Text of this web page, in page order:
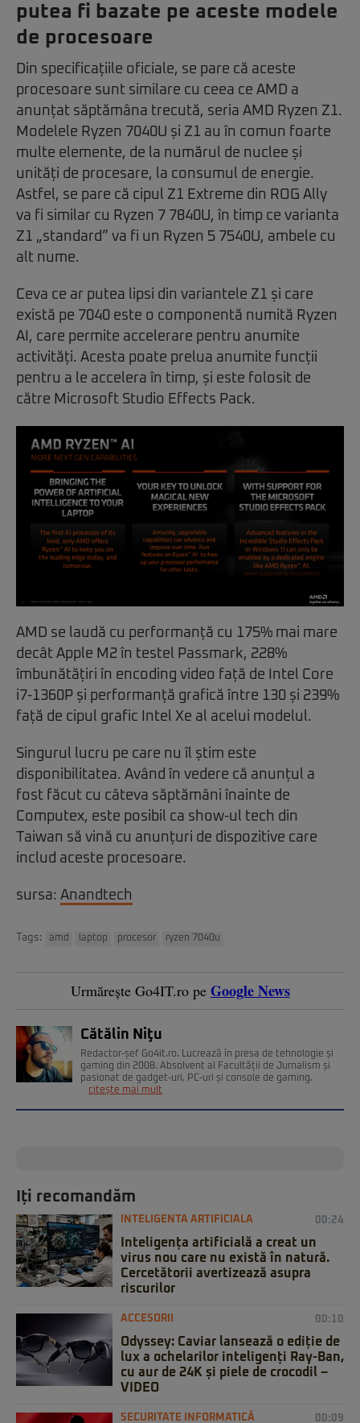
putea fi bazate pe aceste modele
de procesoare
Din specificațiile oficiale, se pare că aceste
procesoare sunt similare cu ceea ce AMD a
anunțat săptămâna trecută, seria AMD Ryzen Z1.
Modelele Ryzen 7040U și Z1 au în comun foarte
multe elemente, de la numărul de nuclee și
unități de procesare, la consumul de energie.
Astfel, se pare că cipul Z1 Extreme din ROG Ally
va fi similar cu Ryzen 7 7840U, în timp ce varianta
Z1 „standard” va fi un Ryzen 5 7540U, ambele cu
alt nume.
Ceva ce ar putea lipsi din variantele Z1 și care
există pe 7040 este o componentă numită Ryzen
AI, care permite accelerare pentru anumite
activități. Acesta poate prelua anumite funcții
pentru a le accelera în timp, și este folosit de
către Microsoft Studio Effects Pack.
AMD se laudă cu performanță cu 175% mai mare
decât Apple M2 în testel Passmark, 228%
îmbunătățiri în encoding video față de Intel Core
i7-1360P și performanță grafică între 130 și 239%
față de cipul grafic Intel Xe al acelui modelul.
Singurul lucru pe care nu îl știm este
disponibilitatea. Având în vedere că anunțul a
fost făcut cu câteva săptămâni înainte de
Computex, este posibil ca show-ul tech din
Taiwan să vină cu anunțuri de dispozitive care
includ aceste procesoare.
sursa: Anandtech
Tags: amd laptop procesor ryzen 7040u
Urmărește Go4IT.ro pe Google News
Cătălin Niţu
Redactor-șef Go4it.ro. Lucrează în presa de tehnologie și
gaming din 2008. Absolvent al Facultății de Jurnalism și
pasionat de gadget-uri, PC-uri și console de gaming.
citește mai mult
Iți recomandăm
INTELIGENTA ARTIFICIALA 00:24
Inteligența artificială a creat un
virus nou care nu există în natură.
Cercetătorii avertizează asupra
riscurilor
ACCESORII 00:10
Odyssey: Caviar lansează o ediție de
lux a ochelarilor inteligenți Ray-Ban,
cu aur de 24K și piele de crocodil –
VIDEO
SECURITATE INFORMATICĂ 00:09